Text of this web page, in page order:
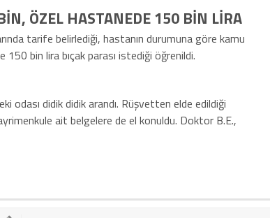
ÖZEL HASTANEDE 150 BİN LİRA
tarife belirlediği, hastanın durumuna göre kamu
bin lira bıçak parası istediği öğrenildi.
odası didik didik arandı. Rüşvetten elde edildiği
ait belgelere de el konuldu. Doktor B.E.,